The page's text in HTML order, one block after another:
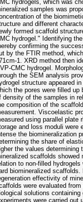
hydrogels, which was
samples was
of the
and different
formed scaffold
hydrogel." Identifying
confirming the
by the FTIR method,
1. XRD method then
CMC hydrogel.
the SEM analysis
structure appeared
the pores were filled
density of the samples in
composition of the
Viscoelastic
using parallel plate
and loss moduli were
the biomineralization
the share of
the values
scaffolds showed
to non-filled
biomineralized
effectivity of
were evaluated
solutions
were carried out